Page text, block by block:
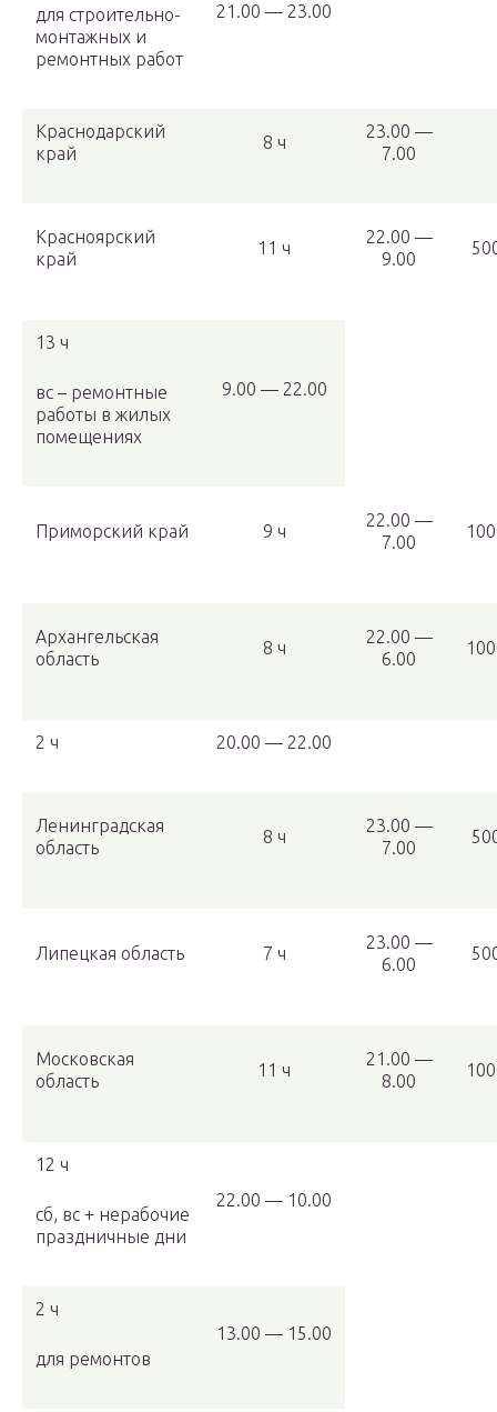
для строительно-
монтажных и
ремонтных работ
21.00 — 23.00
Краснодарский
край
8 ч
23.00 —
7.00
Красноярский
край
11 ч
22.00 —
9.00
13 ч
вс – ремонтные
работы в жилых
помещениях
9.00 — 22.00
Приморский край 9 ч
22.00 —
7.00
Архангельская
область
8 ч
22.00 —
6.00
2 ч 20.00 — 22.00
Ленинградская
область
8 ч
23.00 —
7.00
Липецкая область 7 ч
23.00 —
6.00
Московская
область
11 ч
21.00 —
8.00
12 ч
сб, вс + нерабочие
праздничные дни
22.00 — 10.00
2 ч
для ремонтов
13.00 — 15.00